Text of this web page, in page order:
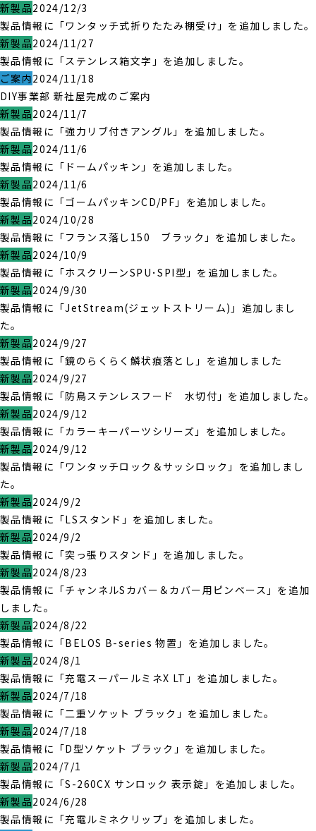
新製品2024/12/3
製品情報に「ワンタッチ式折りたたみ棚受け」を追加しました。
新製品2024/11/27
製品情報に「ステンレス箱文字」を追加しました。
ご案内2024/11/18
DIY事業部 新社屋完成のご案内
新製品2024/11/7
製品情報に「強力リブ付きアングル」を追加しました。
新製品2024/11/6
製品情報に「ドームパッキン」を追加しました。
新製品2024/11/6
製品情報に「ゴームパッキンCD/PF」を追加しました。
新製品2024/10/28
製品情報に「フランス落し150 ブラック」を追加しました。
新製品2024/10/9
製品情報に「ホスクリーンSPU･SPI型」を追加しました。
新製品2024/9/30
製品情報に「JetStream(ジェットストリーム)」追加しまし
た。
新製品2024/9/27
製品情報に「鏡のらくらく鱗状痕落とし」を追加しました
新製品2024/9/27
製品情報に「防鳥ステンレスフード 水切付」を追加しました。
新製品2024/9/12
製品情報に「カラーキーパーツシリーズ」を追加しました。
新製品2024/9/12
製品情報に「ワンタッチロック＆サッシロック」を追加しまし
た。
新製品2024/9/2
製品情報に「LSスタンド」を追加しました。
新製品2024/9/2
製品情報に「突っ張りスタンド」を追加しました。
新製品2024/8/23
製品情報に「チャンネルSカバー＆カバー用ピンベース」を追加
しました。
新製品2024/8/22
製品情報に「BELOS B-series 物置」を追加しました。
新製品2024/8/1
製品情報に「充電スーパールミネX LT」を追加しました。
新製品2024/7/18
製品情報に「二重ソケット ブラック」を追加しました。
新製品2024/7/18
製品情報に「D型ソケット ブラック」を追加しました。
新製品2024/7/1
製品情報に「S-260CX サンロック 表示錠」を追加しました。
新製品2024/6/28
製品情報に「充電ルミネクリップ」を追加しました。